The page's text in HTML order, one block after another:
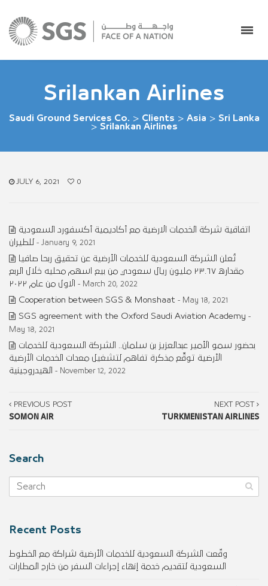
Srilankan Airlines
Saudi Ground Services Co. > Clients > Asia > Sri Lanka
> Srilankan Airlines
JULY 6, 2021 0
اتفاقية شركة الخدمات الارضية مع أكاديمية أكسفورد السعودية
للطيران
- January 9, 2021
تُعلن الشركة السعودية للخدمات الأرضية عن تحقيق ربحا صافيا
مقداره ٢٣.٦٧ مليون ريال سعودي من بيع اسهم محليه خلال الربع
الاول من عام ٢٠٢٢
- March 20, 2022
Cooperation between SGS & Monshaat - May 18, 2021
SGS agreement with the Oxford Saudi Aviation Academy -
May 18, 2021
بحضور سمو الأمير عبدالعزيز بن سلمان.. الشركة السعودية للخدمات
الأرضية توقِّع مذكرة تفاهم لتشغيل معدات الخدمات الأرضية
الهيدروجينية
- November 12, 2022
PREVIOUS POST
SOMON AIR
NEXT POST
TURKMENISTAN AIRLINES
Search
Recent Posts
وقّعت الشركة السعودية للخدمات الأرضية شراكة مع الخطوط
السعودية لتقديم خدمة إنهاء إجراءات السفر من خارج المطارات